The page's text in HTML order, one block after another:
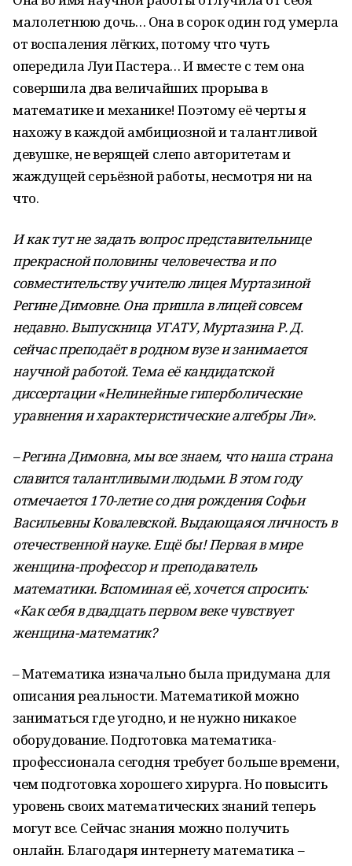
малолетнюю дочь… Она в сорок один год умерла
от воспаления лёгких, потому что чуть
опередила Луи Пастера… И вместе с тем она
совершила два величайших прорыва в
математике и механике! Поэтому её черты я
нахожу в каждой амбициозной и талантливой
девушке, не верящей слепо авторитетам и
жаждущей серьёзной работы, несмотря ни на
что.
И как тут не задать вопрос представительнице
прекрасной половины человечества и по
совместительству учителю лицея Муртазиной
Регине Димовне. Онапришла в лицей совсем
недавно. Выпускница УГАТУ, Муртазина Р. Д.
сейчас преподаёт в родном вузе и занимается
научной работой. Тема её кандидатской
диссертации «Нелинейные гиперболические
уравнения и характеристические алгебры Ли».
– Регина Димовна, мы все знаем, что наша страна
славится талантливыми людьми. В этом году
отмечается 170-летие со дня рождения Софьи
Васильевны Ковалевской. Выдающаяся личность в
отечественной науке. Ещё бы! Первая в мире
женщина-профессор и преподаватель
математики. Вспоминая её, хочется спросить:
«Как себя в двадцать первом веке чувствует
женщина-математик?
– Математика изначально была придумана для
описания реальности. Математикой можно
заниматься где угодно, и не нужно никакое
оборудование. Подготовка математика-
профессионала сегодня требует больше времени,
чем подготовка хорошего хирурга. Но повысить
уровень своих математических знаний теперь
могут все. Сейчас знания можно получить
онлайн. Благодаря интернету математика –